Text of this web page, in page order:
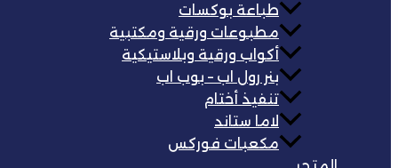
طباعة بوكسات
مطبوعات ورقية ومكتبية
أكواب ورقية وبلاستيكية
بنر رول اب – بوب اب
تنفيذ أختام
لاما ستاند
مكعبات فوركس